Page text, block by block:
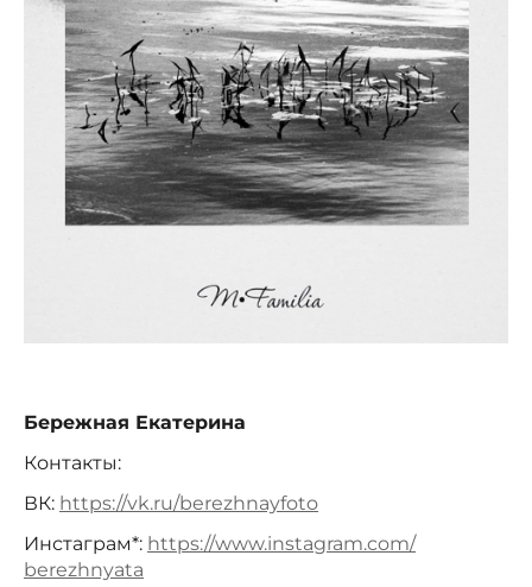
Бережная Екатерина
Контакты:
ВК: https://vk.ru/berezhnayfoto
Инстаграм*: https://www.instagram.com/
berezhnyata